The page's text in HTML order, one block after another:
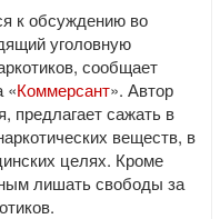
к обсуждению во
уголовную
сообщает
«Коммерсант». Автор
предлагает сажать в
веществ, в
целях. Кроме
лишать свободы за